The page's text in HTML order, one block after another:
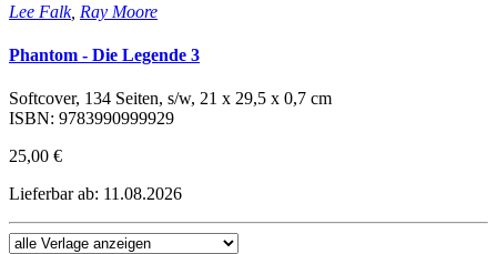
Lee Falk, Ray Moore
Phantom - Die Legende 3
Softcover, 134 Seiten, s/w, 21 x 29,5 x 0,7 cm
ISBN: 9783990999929
25,00 €
Lieferbar ab: 11.08.2026